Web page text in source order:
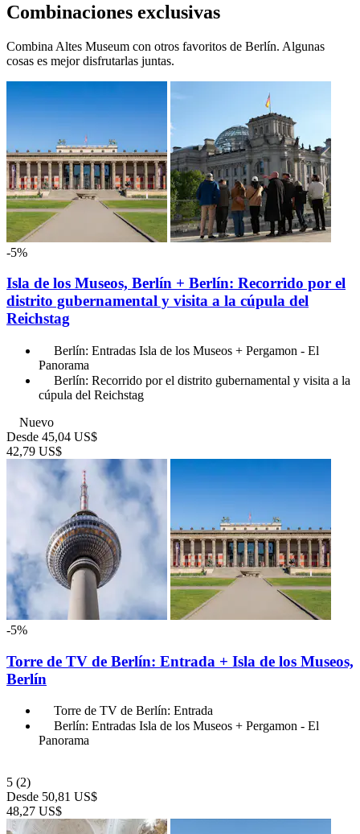
Combinaciones exclusivas
Combina Altes Museum con otros favoritos de Berlín. Algunas
cosas es mejor disfrutarlas juntas.
-5%
Isla de los Museos, Berlín + Berlín: Recorrido por el
distrito gubernamental y visita a la cúpula del
Reichstag
Berlín: Entradas Isla de los Museos + Pergamon - El
Panorama
Berlín: Recorrido por el distrito gubernamental y visita a la
cúpula del Reichstag
Nuevo
Desde 45,04 US$
42,79 US$
-5%
Torre de TV de Berlín: Entrada + Isla de los Museos,
Berlín
Torre de TV de Berlín: Entrada
Berlín: Entradas Isla de los Museos + Pergamon - El
Panorama
5 (2)
Desde 50,81 US$
48,27 US$